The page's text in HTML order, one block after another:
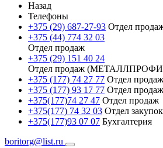
Назад
Телефоны
+375 (29) 687-27-93 Отдел
+375 (44) 774 32 03
Отдел продаж
+375 (29) 151 40 24
Отдел продаж
+375 (177) 74 27 77 Отдел продаж
+375 (177) 93 17 77 Отдел продаж
+375(177)74 27 47 Отдел продаж
+375(177) 74 32 03 Отдел закупок
+375(177)93 07 07 Бухгалтерия
boritorg@list.ru